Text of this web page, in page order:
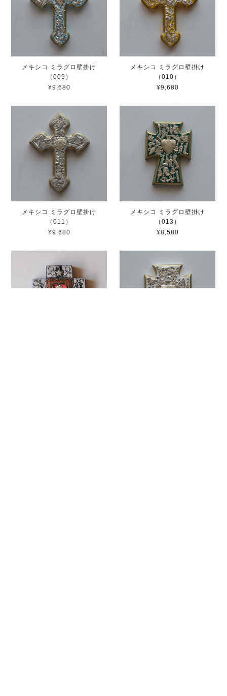
メキシコ ミラグロ壁掛け
（009）
¥9,680
メキシコ ミラグロ壁掛け
（010）
¥9,680
メキシコ ミラグロ壁掛け
（011）
¥9,680
メキシコ ミラグロ壁掛け
（013）
¥8,580